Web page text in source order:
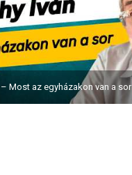
– Most az egyházakon van a sor